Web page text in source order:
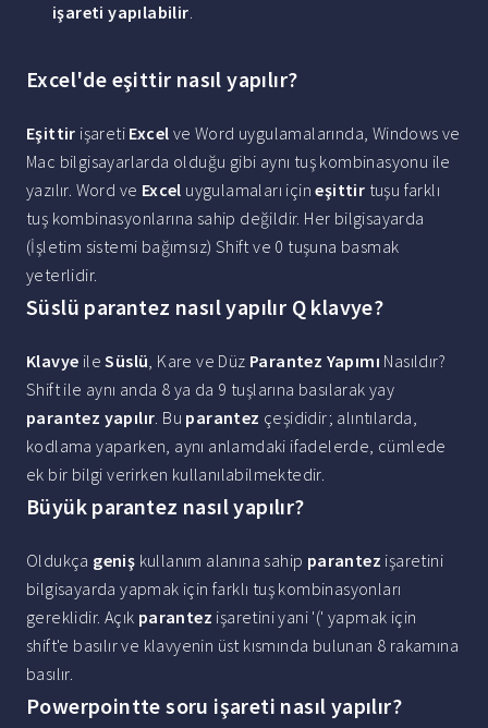
işareti yapılabilir.
Excel'de eşittir nasıl yapılır?
Eşittir işareti Excel ve Word uygulamalarında, Windows ve
Mac bilgisayarlarda olduğu gibi aynı tuş kombinasyonu ile
yazılır. Word ve Excel uygulamaları içineşittir tuşu farklı
tuş kombinasyonlarına sahip değildir. Her bilgisayarda
(İşletim sistemi bağımsız) Shift ve 0 tuşuna basmak
yeterlidir.
Süslü parantez nasıl yapılır Q klavye?
Klavye ileSüslü, Kare ve Düz Parantez Yapımı Nasıldır?
Shift ile aynı anda 8 ya da 9 tuşlarına basılarak yay
parantez yapılır. Bu parantez çeşididir; alıntılarda,
kodlama yaparken, aynı anlamdaki ifadelerde, cümlede
ek bir bilgi verirken kullanılabilmektedir.
Büyük parantez nasıl yapılır?
Oldukça geniş kullanım alanına sahip parantez işaretini
bilgisayarda yapmak için farklı tuş kombinasyonları
gereklidir. Açık parantez işaretini yani '(' yapmak için
shift'e basılır ve klavyenin üst kısmında bulunan 8 rakamına
basılır.
Powerpointte soru işareti nasıl yapılır?